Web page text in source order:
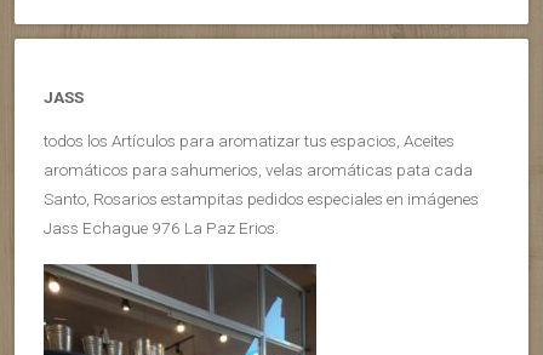
JASS
todos los Artículos para aromatizar tus espacios, Aceites
aromáticos para sahumerios, velas aromáticas pata cada
Santo, Rosarios estampitas pedidos especiales en imágenes
Jass Echague 976 La Paz Erios.